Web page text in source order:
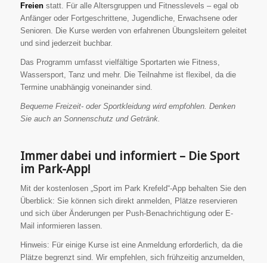
Freienstatt. Für alle Altersgruppen und Fitnesslevels – egal ob
Anfänger oder Fortgeschrittene, Jugendliche, Erwachsene oder
Senioren. Die Kurse werden von erfahrenen Übungsleitern geleitet
und sind jederzeit buchbar.
Das Programm umfasst vielfältige Sportarten wie Fitness,
Wassersport, Tanz und mehr. Die Teilnahme ist flexibel, da die
Termine unabhängig voneinander sind.
Bequeme Freizeit- oder Sportkleidung wird empfohlen. Denken
Sie auch an Sonnenschutz und Getränk.
Immer dabei und informiert – Die Sport
im Park-App!
Mit der kostenlosen „Sport im Park Krefeld“-App behalten Sie den
Überblick: Sie können sich direkt anmelden, Plätze reservieren
und sich über Änderungen per Push-Benachrichtigung oder E-
Mail informieren lassen.
Hinweis: Für einige Kurse ist eine Anmeldung erforderlich, da die
Plätze begrenzt sind. Wir empfehlen, sich frühzeitig anzumelden,